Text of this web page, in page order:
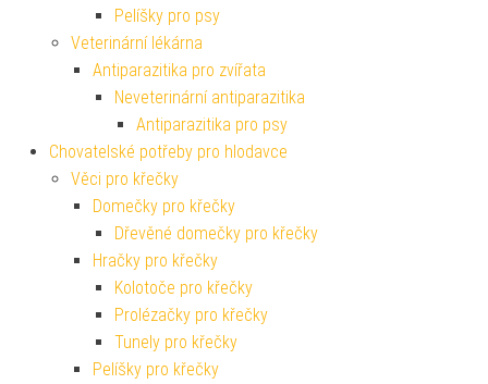
Pelíšky pro psy
Veterinární lékárna
Antiparazitika pro zvířata
Neveterinární antiparazitika
Antiparazitika pro psy
Chovatelské potřeby pro hlodavce
Věci pro křečky
Domečky pro křečky
Dřevěné domečky pro křečky
Hračky pro křečky
Kolotoče pro křečky
Prolézačky pro křečky
Tunely pro křečky
Pelíšky pro křečky